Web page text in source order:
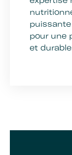
pour une
et